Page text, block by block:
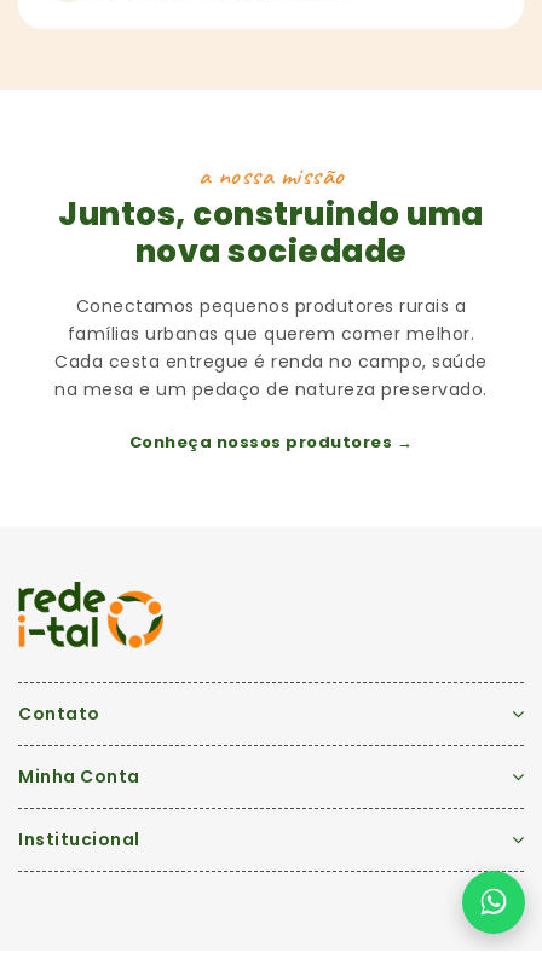
a nossa missão
Juntos, construindo uma
nova sociedade
Conectamos pequenos produtores rurais a
famílias urbanas que querem comer melhor.
Cada cesta entregue é renda no campo, saúde
na mesa e um pedaço de natureza preservado.
Conheça nossos produtores →
Contato
Minha Conta
Institucional